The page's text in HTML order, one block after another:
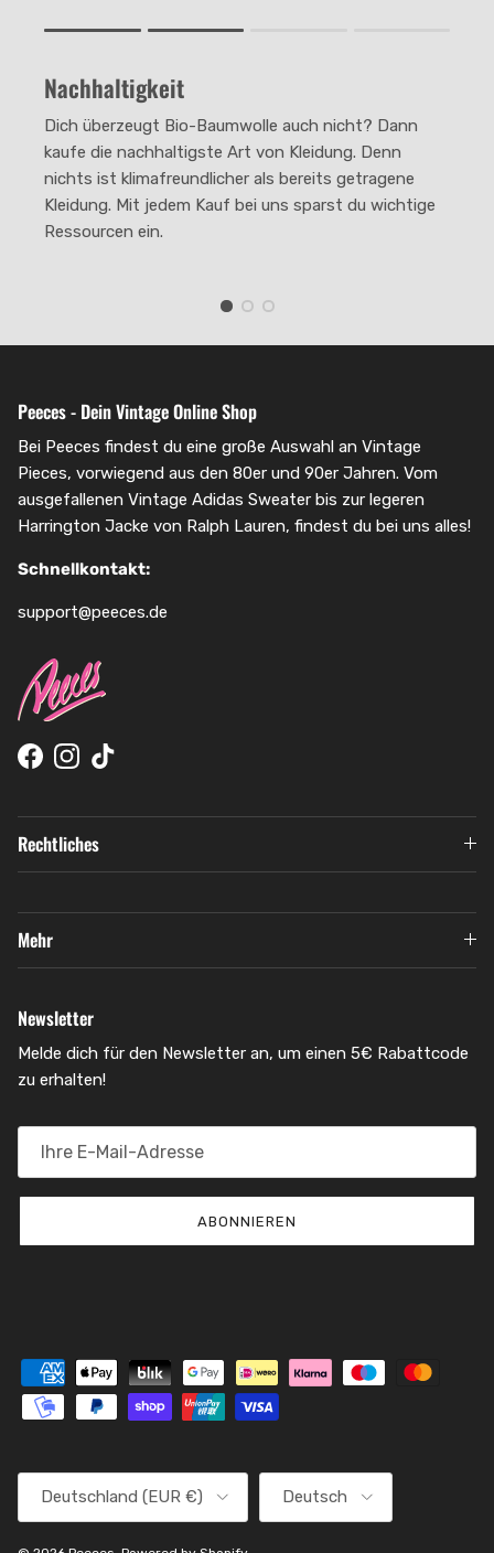
The rating of this product for "" is 2.
Nachhaltigkeit
Dich überzeugt Bio-Baumwolle auch nicht? Dann
kaufe die nachhaltigste Art von Kleidung. Denn
nichts ist klimafreundlicher als bereits getragene
Kleidung. Mit jedem Kauf bei uns sparst du wichtige
Ressourcen ein.
Peeces - Dein Vintage Online Shop
Bei Peeces findest du eine große Auswahl an Vintage
Pieces, vorwiegend aus den 80er und 90er Jahren. Vom
ausgefallenen Vintage Adidas Sweater bis zur legeren
Harrington Jacke von Ralph Lauren, findest du bei uns alles!
Schnellkontakt:
support@peeces.de
Facebook
Instagram
TikTok
Rechtliches
Mehr
Newsletter
Melde dich für den Newsletter an, um einen 5€ Rabattcode
zu erhalten!
ABONNIEREN
Deutschland (EUR €) Deutsch